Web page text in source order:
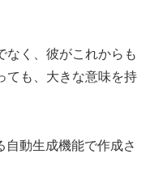
なく、彼がこれからも
ても、大きな意味を持
自動生成機能で作成さ